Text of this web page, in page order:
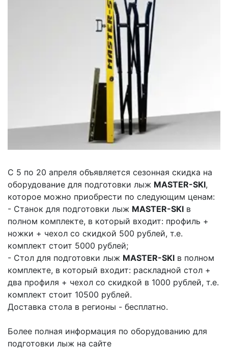
C 5 по 20 апреля объявляется сезонная скидка на
оборудование для подготовки лыж MASTER-SKI,
которое можно приобрести по следующим ценам:
- Станок для подготовки лыж MASTER-SKI в
полном комплекте, в который входит: профиль +
ножки + чехол со скидкой 500 рублей, т.е.
комплект стоит 5000 рублей;
- Стол для подготовки лыж MASTER-SKI в полном
комплекте, в который входит: раскладной стол +
два профиля + чехол со скидкой в 1000 рублей, т.е.
комплект стоит 10500 рублей.
Доставка стола в регионы - бесплатно.
Более полная информация по оборудованию для
подготовки лыж на сайте